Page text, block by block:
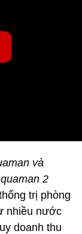
và
2
trị phòng
nhiều nước
doanh thu